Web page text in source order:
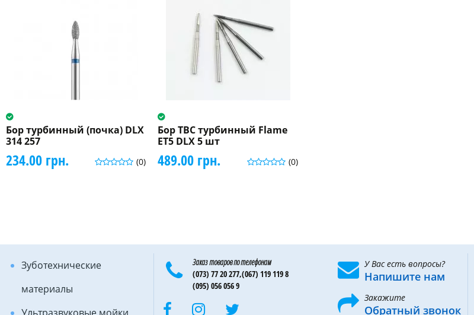
Бор турбинный (почка) DLX
314 257
(0)
234.00 грн.
Бор ТВС турбинный Flame
ET5 DLX 5 шт
(0)
489.00 грн.
Зуботехнические
материалы
Заказ товаров по телефонам
(073) 77 20 277,(067) 119 119 8
(095) 056 056 9
У Вас есть вопросы?
Напишите нам
Закажите
Обратный звонок